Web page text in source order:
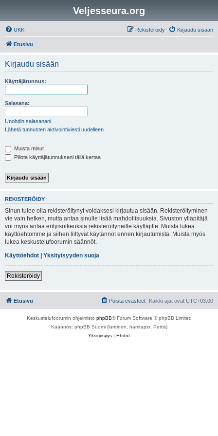
Veljesseura.org
UKK Kirjaudu sisään
Rekisteröidy
Etusivu
Kirjaudu sisään
Käyttäjätunnus:
Salasana:
Unohdin salasanani
Lähetä tunnusten aktivointiviesti uudelleen
Muista minut
Piilota käyttäjätunnukseni tällä kertaa
REKISTERÖIDY
Sinun tulee olla rekisteröitynyt voidaksesi kirjautua sisään. Rekisteröityminen
vie vain hetken, mutta antaa sinulle lisää mahdollisuuksia. Sivuston ylläpitäjä
voi myös antaa erityisoikeuksia rekisteröityneille käyttäjille. Muista lukea
käyttöehtomme ja siihen liittyvät käytännöt ennen kirjautumista. Muista myös
lukea keskustelufoorumin säännöt.
Käyttöehdot | Yksityisyyden suoja
Rekisteröidy
Etusivu Kaikki ajat ovat UTC+03:00
Poista evästeet
Keskustelufoorumin ohjelmisto phpBB® Forum Software © phpBB Limited
Käännös: phpBB Suomi (lurttinen, harritapio, Pettis)
Yksityisyys | Ehdot